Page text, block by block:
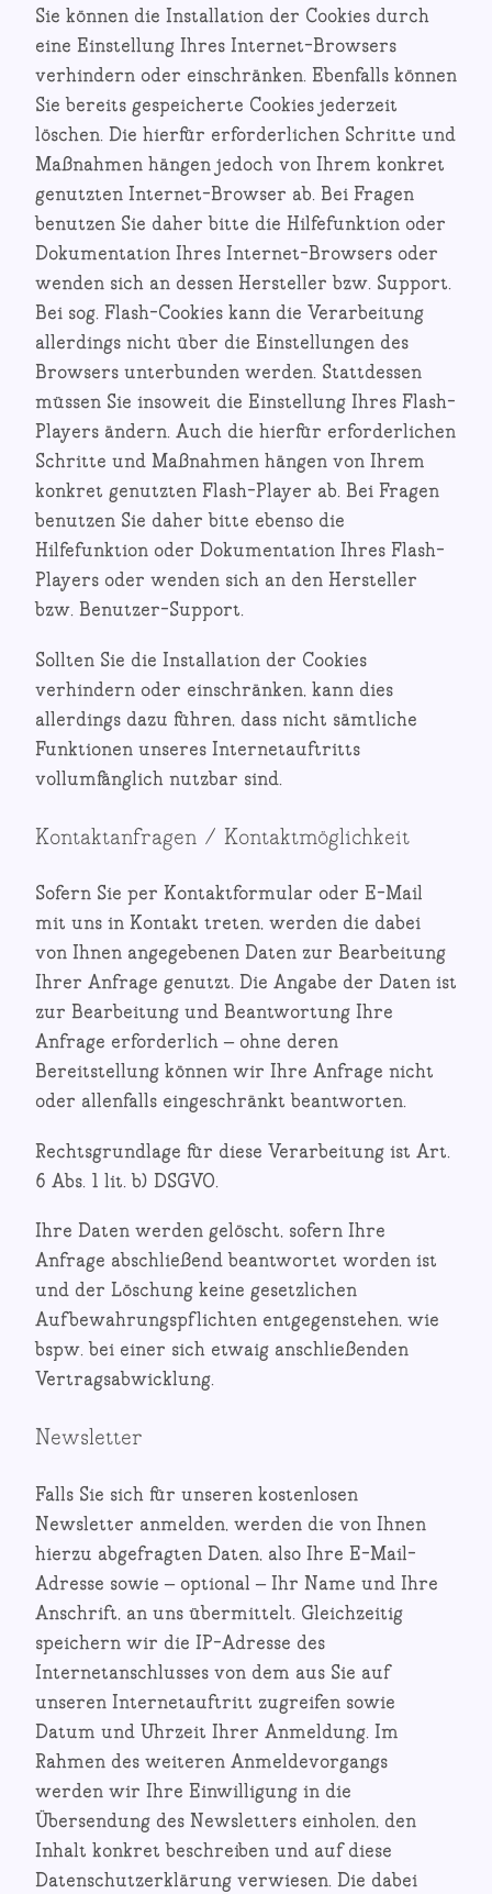
Sie können die Installation der Cookies durch
eine Einstellung Ihres Internet-Browsers
verhindern oder einschränken. Ebenfalls können
Sie bereits gespeicherte Cookies jederzeit
löschen. Die hierfür erforderlichen Schritte und
Maßnahmen hängen jedoch von Ihrem konkret
genutzten Internet-Browser ab. Bei Fragen
benutzen Sie daher bitte die Hilfefunktion oder
Dokumentation Ihres Internet-Browsers oder
wenden sich an dessen Hersteller bzw. Support.
Bei sog. Flash-Cookies kann die Verarbeitung
allerdings nicht über die Einstellungen des
Browsers unterbunden werden. Stattdessen
müssen Sie insoweit die Einstellung Ihres Flash-
Players ändern. Auch die hierfür erforderlichen
Schritte und Maßnahmen hängen von Ihrem
konkret genutzten Flash-Player ab. Bei Fragen
benutzen Sie daher bitte ebenso die
Hilfefunktion oder Dokumentation Ihres Flash-
Players oder wenden sich an den Hersteller
bzw. Benutzer-Support.
Sollten Sie die Installation der Cookies
verhindern oder einschränken, kann dies
allerdings dazu führen, dass nicht sämtliche
Funktionen unseres Internetauftritts
vollumfänglich nutzbar sind.
Kontaktanfragen / Kontaktmöglichkeit
Sofern Sie per Kontaktformular oder E-Mail
mit uns in Kontakt treten, werden die dabei
von Ihnen angegebenen Daten zur Bearbeitung
Ihrer Anfrage genutzt. Die Angabe der Daten ist
zur Bearbeitung und Beantwortung Ihre
Anfrage erforderlich – ohne deren
Bereitstellung können wir Ihre Anfrage nicht
oder allenfalls eingeschränkt beantworten.
Rechtsgrundlage für diese Verarbeitung ist Art.
6 Abs. 1 lit. b) DSGVO.
Ihre Daten werden gelöscht, sofern Ihre
Anfrage abschließend beantwortet worden ist
und der Löschung keine gesetzlichen
Aufbewahrungspflichten entgegenstehen, wie
bspw. bei einer sich etwaig anschließenden
Vertragsabwicklung.
Newsletter
Falls Sie sich für unseren kostenlosen
Newsletter anmelden, werden die von Ihnen
hierzu abgefragten Daten, also Ihre E-Mail-
Adresse sowie – optional – Ihr Name und Ihre
Anschrift, an uns übermittelt. Gleichzeitig
speichern wir die IP-Adresse des
Internetanschlusses von dem aus Sie auf
unseren Internetauftritt zugreifen sowie
Datum und Uhrzeit Ihrer Anmeldung. Im
Rahmen des weiteren Anmeldevorgangs
werden wir Ihre Einwilligung in die
Übersendung des Newsletters einholen, den
Inhalt konkret beschreiben und auf diese
Datenschutzerklärung verwiesen. Die dabei